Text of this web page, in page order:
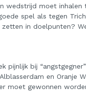
wedstrijd moet inhalen
spel als tegen
in doelpunten?
pijnlijk bij
en Oranje
moet gewonnen